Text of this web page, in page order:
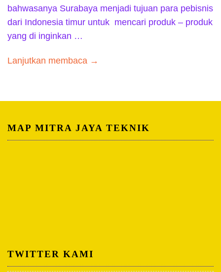
bahwasanya Surabaya menjadi tujuan para pebisnis
dari Indonesia timur untuk mencari produk – produk
yang di inginkan …
Lanjutkan membaca →
MAP MITRA JAYA TEKNIK
TWITTER KAMI